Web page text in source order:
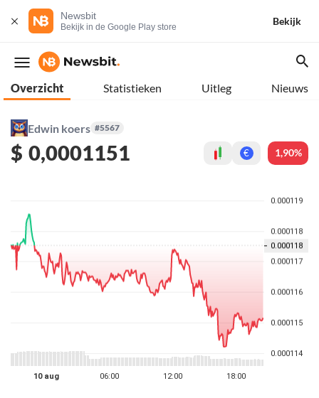
Newsbit
Bekijk in de Google Play store
Bekijk
Overzicht Statistieken Uitleg Nieuws
Edwin koers #5567
$ 0,0001151 € 1,90%